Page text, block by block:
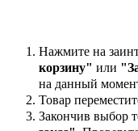
Нажмите на
корзину" или
на данный
Товар
Закончив выбор